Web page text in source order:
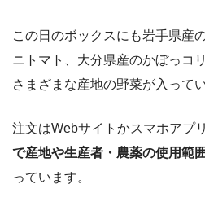
この日のボックスにも岩手県産
ニトマト、大分県産のかぼっコ
さまざまな産地の野菜が入ってい
注文はWebサイトかスマホアプ
で産地や生産者・農薬の使用範
っています。